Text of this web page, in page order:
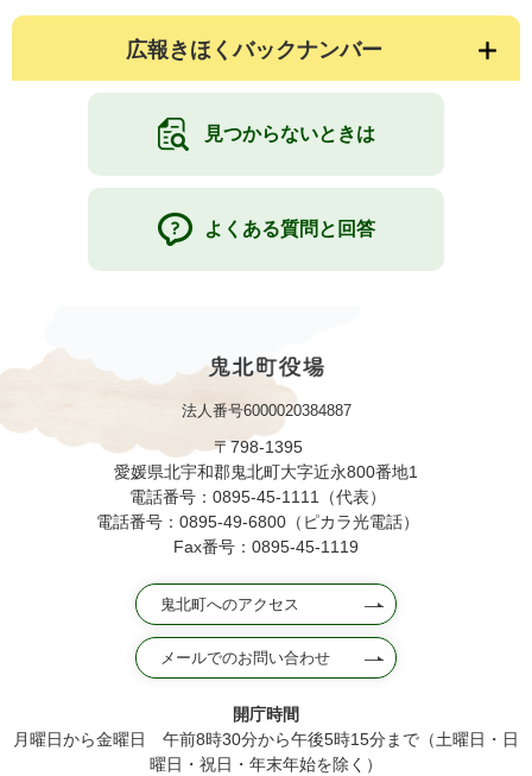
広報きほくバックナンバー
見つからないときは
よくある質問と回答
法人番号6000020384887
〒798-1395
愛媛県北宇和郡鬼北町大字近永800番地1
電話番号：0895-45-1111（代表）
電話番号：0895-49-6800（ピカラ光電話）
Fax番号：0895-45-1119
鬼北町へのアクセス
メールでのお問い合わせ
開庁時間
月曜日から金曜日 午前8時30分から午後5時15分まで（土曜日・日
曜日・祝日・年末年始を除く）